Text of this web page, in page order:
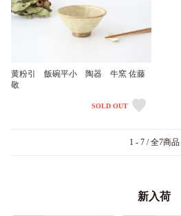
黄粉引 飯碗平小 陶器 牛窯 佐藤
敬
SOLD OUT
1 - 7 / 全7商品
新入荷